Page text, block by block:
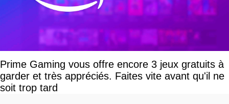
Prime Gaming vous offre encore 3 jeux gratuits à
garder et très appréciés. Faites vite avant qu'il ne
soit trop tard